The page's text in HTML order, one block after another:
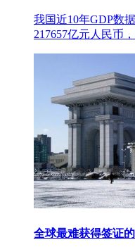
我国近10年GDP数
217657亿元人民币
全球最难获得签证